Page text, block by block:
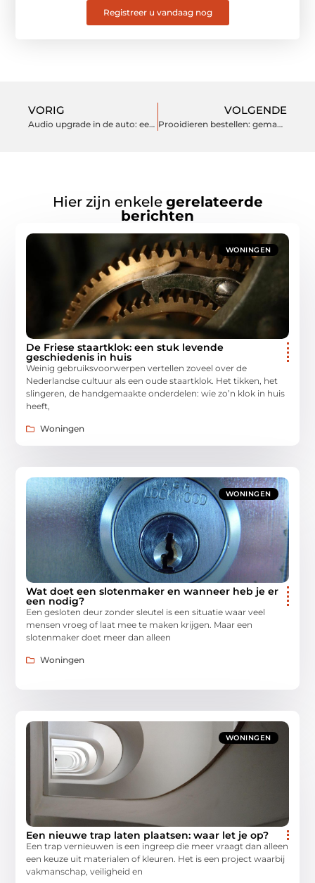
Registreer u vandaag nog
VORIG
Audio upgrade in de auto: een boost voor je luisterervaring
VOLGENDE
Prooidieren bestellen: gemakkelijk en betrouwbaar
Hier zijn enkele gerelateerde
berichten
WONINGEN
De Friese staartklok: een stuk levende
geschiedenis in huis
Weinig gebruiksvoorwerpen vertellen zoveel over de
Nederlandse cultuur als een oude staartklok. Het tikken, het
slingeren, de handgemaakte onderdelen: wie zo’n klok in huis
heeft,
Woningen
WONINGEN
Wat doet een slotenmaker en wanneer heb je er
een nodig?
Een gesloten deur zonder sleutel is een situatie waar veel
mensen vroeg of laat mee te maken krijgen. Maar een
slotenmaker doet meer dan alleen
Woningen
WONINGEN
Een nieuwe trap laten plaatsen: waar let je op?
Een trap vernieuwen is een ingreep die meer vraagt dan alleen
een keuze uit materialen of kleuren. Het is een project waarbij
vakmanschap, veiligheid en